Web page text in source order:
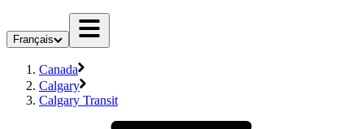
Français
Canada
Calgary
Calgary Transit